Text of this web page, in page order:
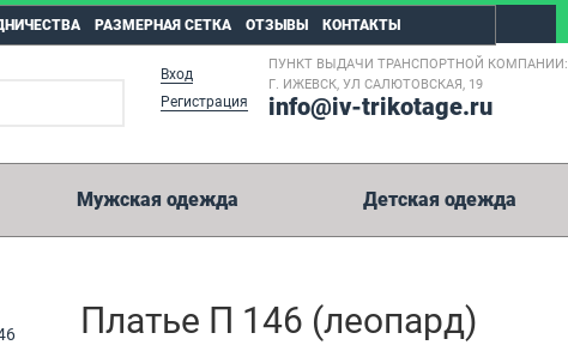
РАЗМЕРНАЯ СЕТКА ОТЗЫВЫ КОНТАКТЫ
Вход
Регистрация
ПУНКТ ВЫДАЧИ ТРАНСПОРТНОЙ КОМПАНИИ:
Г. ИЖЕВСК, УЛ САЛЮТОВСКАЯ, 19
info@iv-trikotage.ru
Мужская одежда Детская одежда
Платье П 146 (леопард)
5 000 рублей